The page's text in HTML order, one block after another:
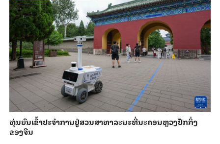
​ຫຸ່ນ​ຍົນ​ເຂົ້າ​ປະ​ຈຳ​ການ​ຢູ່​ສວນ​ສາ​ທາ​ລະ​ນະ​ທີ່​ນະ​ຄອນຫຼວງ​ປັກ​ກິ່ງ​
ຂອງ​ຈີນ